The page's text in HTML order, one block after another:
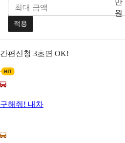
만
원
적용
간편신청 3초면 OK!
구해줘! 내차